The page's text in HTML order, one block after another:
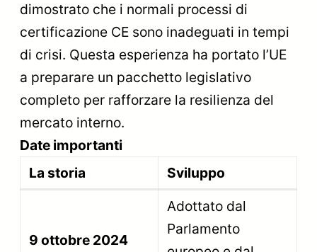
dimostrato che i normali processi di
certificazione CE sono inadeguati in tempi
di crisi. Questa esperienza ha portato l’UE
a preparare un pacchetto legislativo
completo per rafforzare la resilienza del
mercato interno.
Date importanti
La storia
Sviluppo
9 ottobre 2024
Adottato dal
Parlamento